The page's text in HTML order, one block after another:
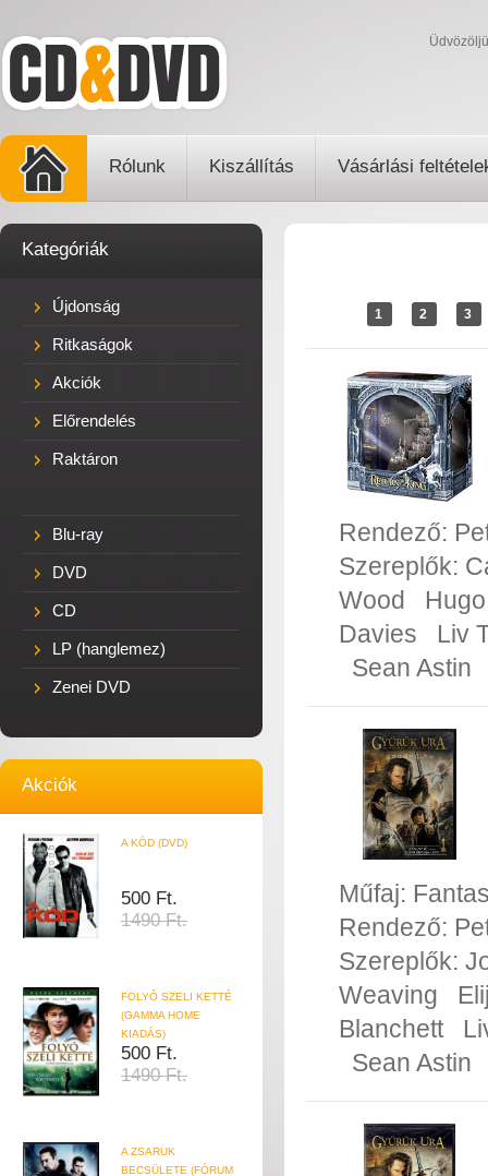
Rólunk Kiszállítás Vásárlási
Kategóriák
Újdonság
Ritkaságok
Akciók
Előrendelés
Raktáron
Blu-ray
DVD
CD
LP (hanglemez)
Zenei DVD
Akciók
A KÓD (DVD)
500 Ft.
1490 Ft.
FOLYÓ SZELI KETTÉ
(GAMMA HOME
KIADÁS)
500 Ft.
1490 Ft.
A ZSARUK
BECSÜLETE (FÓRUM
1 2 3
Rendező:
Szereplők:
Wood
Davies
Liv
Sean Astin
Műfaj:
Rendező:
Szereplők:
Weaving
Blanchett
Sean Astin